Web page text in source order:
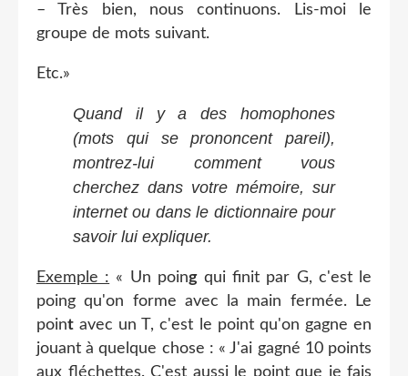
– Très bien, nous continuons. Lis-moi le
groupe de mots suivant.
Etc.»
Quand il y a des homophones
(mots qui se prononcent pareil),
montrez-lui comment vous
cherchez dans votre mémoire, sur
internet ou dans le dictionnaire pour
savoir lui expliquer.
Exemple : « Un poingqui finit par G, c'est le
poing qu'on forme avec la main fermée. Le
point avec un T, c'est le point qu'on gagne en
jouant à quelque chose : « J'ai gagné 10 points
aux fléchettes. C'est aussi le point que je fais